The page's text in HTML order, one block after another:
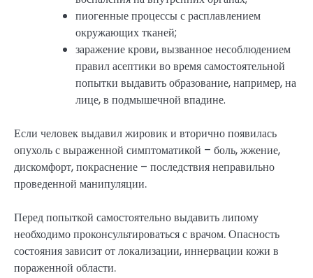
пиогенные процессы с расплавлением
окружающих тканей;
заражение крови, вызванное несоблюдением
правил асептики во время самостоятельной
попытки выдавить образование, например, на
лице, в подмышечной впадине.
Если человек выдавил жировик и вторично появилась
опухоль с выраженной симптоматикой – боль, жжение,
дискомфорт, покраснение – последствия неправильно
проведенной манипуляции.
Перед попыткой самостоятельно выдавить липому
необходимо проконсультироваться с врачом. Опасность
состояния зависит от локализации, иннервации кожи в
пораженной области.